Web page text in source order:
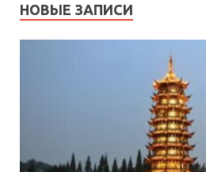
НОВЫЕ ЗАПИСИ